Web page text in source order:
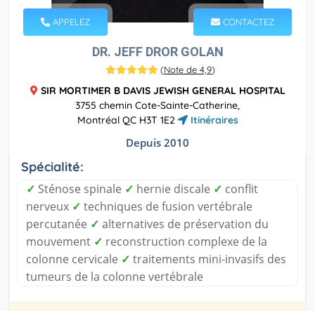
APPELEZ CONTACTEZ
DR. JEFF DROR GOLAN
(Note de 4,9)
SIR MORTIMER B DAVIS JEWISH GENERAL HOSPITAL
3755 chemin Cote-Sainte-Catherine,
Montréal QC H3T 1E2
Itinéraires
Depuis 2010
Spécialité:
✓ Sténose spinale ✓ hernie discale ✓ conflit
nerveux ✓ techniques de fusion vertébrale
percutanée ✓ alternatives de préservation du
mouvement ✓ reconstruction complexe de la
colonne cervicale ✓ traitements mini-invasifs des
tumeurs de la colonne vertébrale